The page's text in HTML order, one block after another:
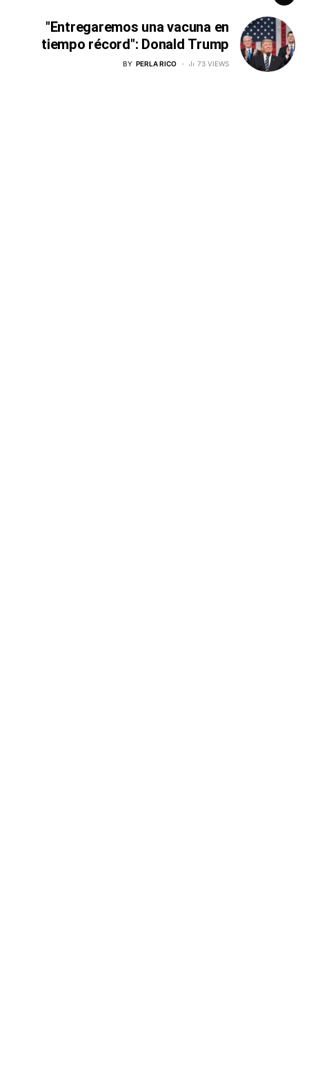
"Entregaremos una vacuna en
tiempo récord": Donald Trump
BY PERLA RICO 73 VIEWS